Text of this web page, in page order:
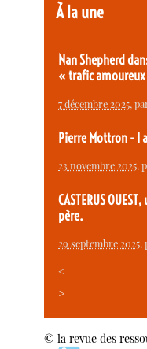
À la une
Nan Shepherd
« trafic
7 décembre 2025,
Pierre Mottron - I
23 novembre 2025,
CASTERUS
père.
29 septembre 2025,
<
>
© la revue des